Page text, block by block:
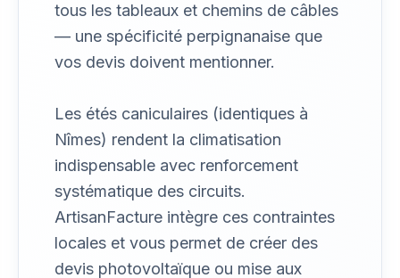
tous les tableaux et chemins de câbles
— une spécificité perpignanaise que
vos devis doivent mentionner.
Les étés caniculaires (identiques à
Nîmes) rendent la climatisation
indispensable avec renforcement
systématique des circuits.
ArtisanFacture intègre ces contraintes
locales et vous permet de créer des
devis photovoltaïque ou mise aux